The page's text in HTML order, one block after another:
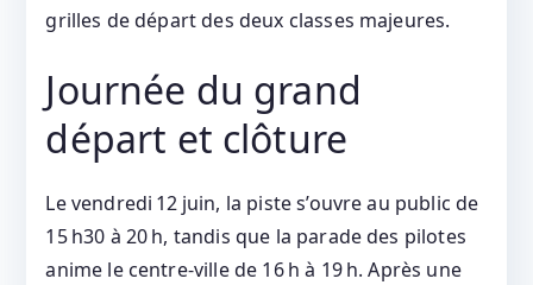
grilles de départ des deux classes majeures.
Journée du grand
départ et clôture
Le vendredi 12 juin, la piste s’ouvre au public de
15 h30 à 20 h, tandis que la parade des pilotes
anime le centre‑ville de 16 h à 19 h. Après une